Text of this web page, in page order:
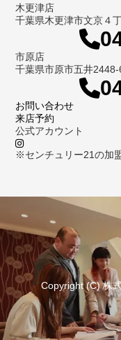
木更津店
千葉県木更津市文京４
市原店
千葉県市原市五井
お問い合わせ
来店予約
公式アカウント
※センチュリー21の加
Copyright (C) 株